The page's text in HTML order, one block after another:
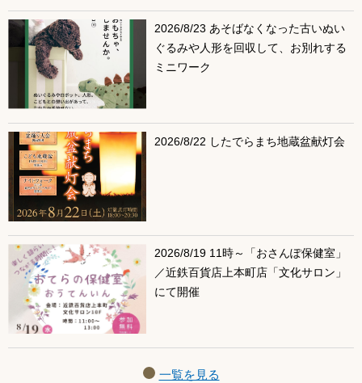
2026/8/23 あそばなくなった古いぬい
ぐるみや人形を回収して、お別れする
ミニワーク
2026/8/22 したでらまち地蔵盆献灯会
2026/8/19 11時～「おさんぽ保健室」
／近鉄百貨店上本町店「文化サロン」
にて開催
一覧を見る